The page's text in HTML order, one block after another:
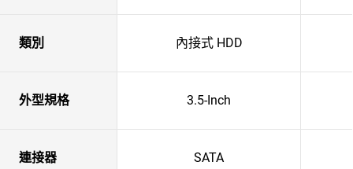
類別 內接式 HDD
外型規格 3.5-Inch
連接器 SATA